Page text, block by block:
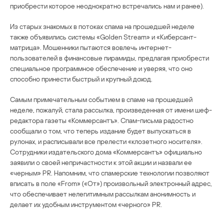
приобрести которое неоднократно встречались нам и ранее).
Из старых знакомых в потоках спама на прошедшей неделе
также объявились системы «Golden Stream» и «Киберсант-
матрица». Мошенники пытаются вовлечь интернет-
пользователей в финансовые пирамиды, предлагая приобрести
специальное программное обеспечение и уверяя, что оно
способно принести быстрый и крупный доход.
Самым примечательным событием в спаме на прошедшей
неделе, пожалуй, стала рассылка, произведенная от имени шеф-
редактора газеты «Коммерсантъ». Спам-письма радостно
сообщали о том, что теперь издание будет выпускаться в
рулонах, и расписывали все прелести «клозетного носителя».
Сотрудники издательского дома «Коммерсантъ» официально
заявили о своей непричастности к этой акции и назвали ее
«черным» PR. Напомним, что спамерские технологии позволяют
вписать в поле «From» («От») произвольный электронный адрес,
что обеспечивает нелегитимным рассылкам анонимность и
делает их удобным инструментом «черного» PR.